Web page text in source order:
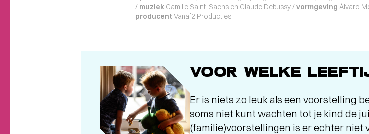
/ muziek Camille Saint-Säens en Claude Debussy /vormgeving Álvaro
producent Vanaf2 Producties
VOOR WELKE
Er is niets zo leuk als een voorstelling
soms niet kunt wachten tot je kind de
(familie)voorstellingen is er echter niet